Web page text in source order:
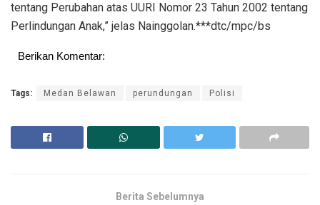
tentang Perubahan atas UURI Nomor 23 Tahun 2002 tentang
Perlindungan Anak,” jelas Nainggolan.***dtc/mpc/bs
Berikan Komentar:
Tags: Medan Belawan perundungan Polisi
Berita Sebelumnya